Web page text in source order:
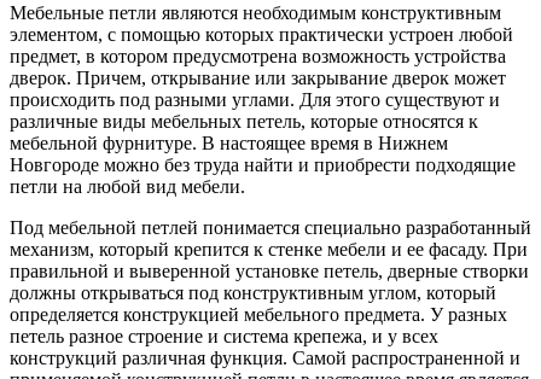
Мебельные петли являются необходимым конструктивным
элементом, с помощью которых практически устроен любой
предмет, в котором предусмотрена возможность устройства
дверок. Причем, открывание или закрывание дверок может
происходить под разными углами. Для этого существуют и
различные виды мебельных петель, которые относятся к
мебельной фурнитуре. В настоящее время в Нижнем
Новгороде можно без труда найти и приобрести подходящие
петли на любой вид мебели.
Под мебельной петлей понимается специально разработанный
механизм, который крепится к стенке мебели и ее фасаду. При
правильной и выверенной установке петель, дверные створки
должны открываться под конструктивным углом, который
определяется конструкцией мебельного предмета. У разных
петель разное строение и система крепежа, и у всех
конструкций различная функция. Самой распространенной и